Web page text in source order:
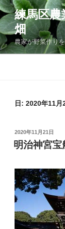
コ
ン
テ
ン
ツ
練馬区
畑
農家が野菜作り
日: 2020年11月
投
稿
日:
2020年11月21日
明治神宮宝